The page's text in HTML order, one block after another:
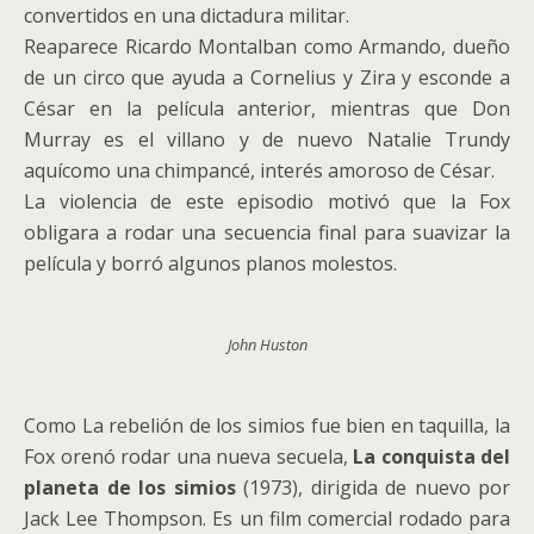
convertidos en una dictadura militar.
Reaparece Ricardo Montalban como Armando, dueño
de un circo que ayuda a Cornelius y Zira y esconde a
César en la película anterior, mientras que Don
Murray es el villano y de nuevo Natalie Trundy
aquícomo una chimpancé, interés amoroso de César.
La violencia de este episodio motivó que la Fox
obligara a rodar una secuencia final para suavizar la
película y borró algunos planos molestos.
John Huston
Como La rebelión de los simios fue bien en taquilla, la
Fox orenó rodar una nueva secuela, La conquista del
planeta de los simios(1973), dirigida de nuevo por
Jack Lee Thompson. Es un film comercial rodado para